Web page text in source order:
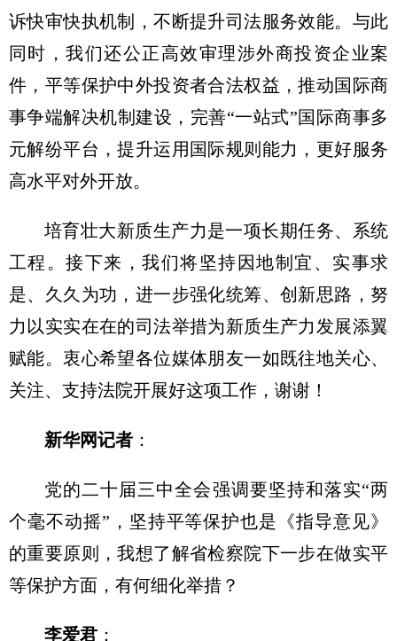
诉快审快执机制，不断提升司法服务效能。与此
同时，我们还公正高效审理涉外商投资企业案
件，平等保护中外投资者合法权益，推动国际商
事争端解决机制建设，完善“一站式”国际商事多
元解纷平台，提升运用国际规则能力，更好服务
高水平对外开放。
培育壮大新质生产力是一项长期任务、系统
工程。接下来，我们将坚持因地制宜、实事求
是、久久为功，进一步强化统筹、创新思路，努
力以实实在在的司法举措为新质生产力发展添翼
赋能。衷心希望各位媒体朋友一如既往地关心、
关注、支持法院开展好这项工作，谢谢！
新华网记者 ：
党的二十届三中全会强调要坚持和落实“两
个毫不动摇”，坚持平等保护也是《指导意见》
的重要原则，我想了解省检察院下一步在做实平
等保护方面，有何细化举措？
李爱君 ：